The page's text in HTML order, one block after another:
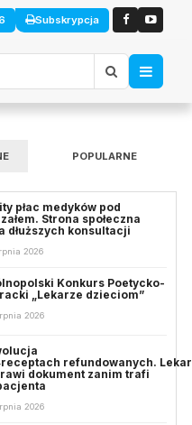
Subskrypcja
POPULARNE
płac medyków pod
Strona społeczna
dłuższych konsultacji
2026
Konkurs Poetycko-
„Lekarze dzieciom”
2026
refundowanych.
dokument zanim trafi
2026